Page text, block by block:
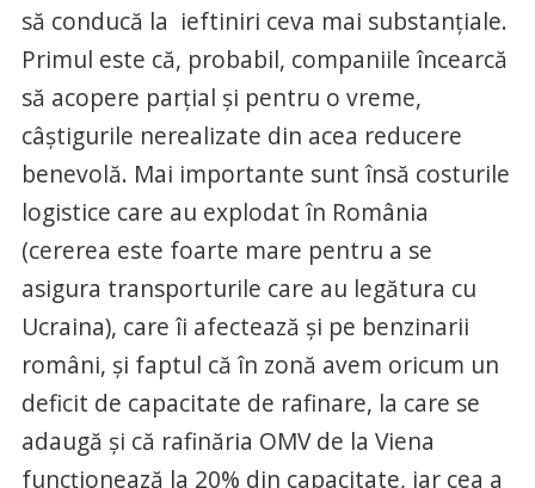
să conducă la ieftiniri ceva mai substanțiale.
Primul este că, probabil, companiile încearcă
să acopere parțial și pentru o vreme,
câștigurile nerealizate din acea reducere
benevolă. Mai importante sunt însă costurile
logistice care au explodat în România
(cererea este foarte mare pentru a se
asigura transporturile care au legătura cu
Ucraina), care îi afectează și pe benzinarii
români, și faptul că în zonă avem oricum un
deficit de capacitate de rafinare, la care se
adaugă și că rafinăria OMV de la Viena
funcționează la 20% din capacitate, iar cea a